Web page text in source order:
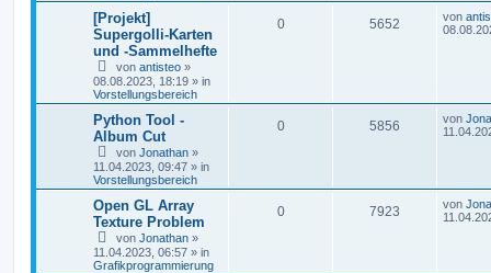
[Projekt]
Supergolli-Karten
und -Sammelhefte
von antisteo »
08.08.2023, 18:19 » in
Vorstellungsbereich
0 5652 von
Python Tool -
Album Cut
von Jonathan »
11.04.2023, 09:47 » in
Vorstellungsbereich
0 5856 von
Open GL Array
Texture Problem
von Jonathan »
11.04.2023, 06:57 » in
Grafikprogrammierung
0 7923 von